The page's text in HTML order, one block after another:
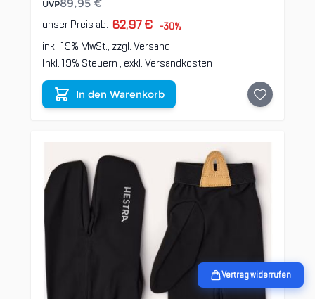
UVP89,95 €
unser Preis ab: 62,97 € -30%
inkl. 19% MwSt., zzgl.Versand
Inkl. 19% Steuern , exkl.Versandkosten
In den Warenkorb
Vertrag widerrufen